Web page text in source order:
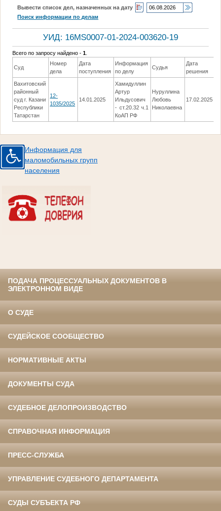
Вывести список дел, назначенных на дату
Поиск информации по делам
УИД: 16MS0007-01-2024-003620-19
Всего по запросу найдено -1
Суд
Номер
дела
Дата
поступления
Информация
по делу
Судья
Дата
решения
Вахитовский
районный
суд г. Казани
Республики
Татарстан
12-
1035/2025
14.01.2025
Хамидуллин
Артур
Ильдусович
- ст.20.32 ч.1
КоАП РФ
Нуруллина
Любовь
Николаевна
17.02.2025
Информация для
маломобильных групп
населения
ПОДАЧА ПРОЦЕССУАЛЬНЫХ ДОКУМЕНТОВ В
ЭЛЕКТРОННОМ ВИДЕ
О СУДЕ
СУДЕЙСКОЕ СООБЩЕСТВО
НОРМАТИВНЫЕ АКТЫ
ДОКУМЕНТЫ СУДА
СУДЕБНОЕ ДЕЛОПРОИЗВОДСТВО
СПРАВОЧНАЯ ИНФОРМАЦИЯ
ПРЕСС-СЛУЖБА
УПРАВЛЕНИЕ СУДЕБНОГО ДЕПАРТАМЕНТА
СУДЫ СУБЪЕКТА РФ